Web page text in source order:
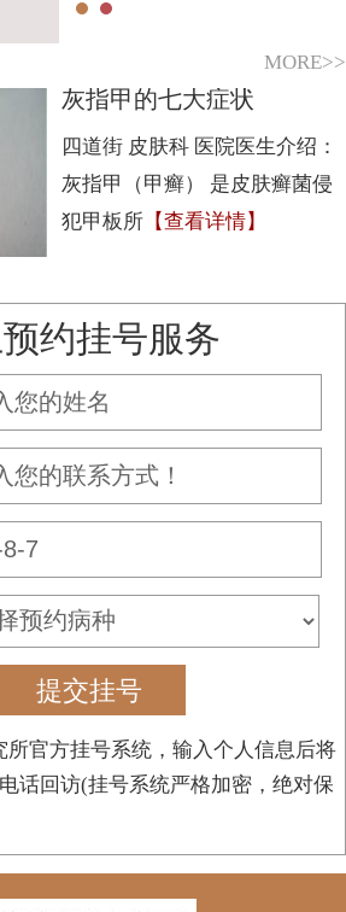
MORE>>
灰指甲的七大症状
四道街 皮肤科 医院医生介绍：
灰指甲（甲癣） 是皮肤癣菌侵
犯甲板所【查看详情】
约挂号服务
所官方挂号系统，输入个人信息后将
话回访(挂号系统严格加密，绝对保